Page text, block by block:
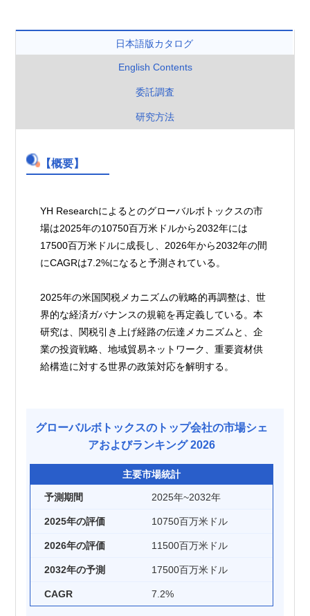
日本語版カタログ
English Contents
委託調査
研究方法
【概要】
YH Researchによるとのグローバルボトックスの市
場は2025年の10750百万米ドルから2032年には
17500百万米ドルに成長し、2026年から2032年の間
にCAGRは7.2%になると予測されている。
2025年の米国関税メカニズムの戦略的再調整は、世
界的な経済ガバナンスの規範を再定義している。本
研究は、関税引き上げ経路の伝達メカニズムと、企
業の投資戦略、地域貿易ネットワーク、重要資材供
給構造に対する世界の政策対応を解明する。
グローバルボトックスのトップ会社の市場シェ
アおよびランキング 2026
主要市場統計
予測期間 2025年~2032年
2025年の評価 10750百万米ドル
2026年の評価 11500百万米ドル
2032年の予測 17500百万米ドル
CAGR 7.2%